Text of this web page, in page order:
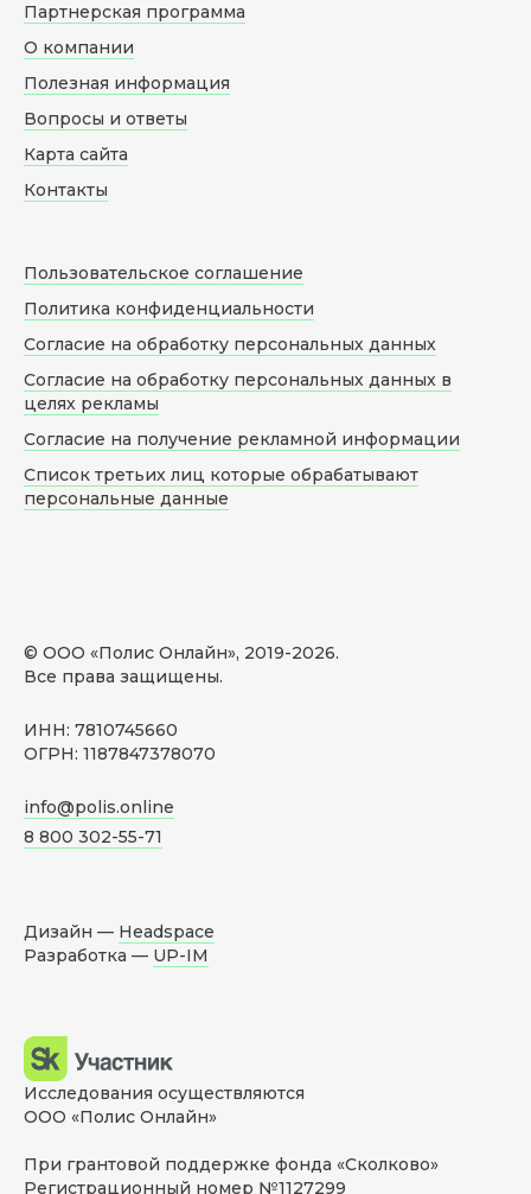
© ООО «Полис Онлайн», 2019-2026.
Все права защищены.
ИНН: 7810745660
ОГРН: 1187847378070
info@polis.online
8 800 302-55-71
Партнерская программа
О компании
Полезная информация
Вопросы и ответы
Карта сайта
Контакты
Пользовательское соглашение
Политика конфиденциальности
Согласие на обработку персональных данных
Согласие на обработку персональных данных в
целях рекламы
Согласие на получение рекламной информации
Список третьих лиц которые обрабатывают
персональные данные
Дизайн — Headspace
Разработка — UP-IM
Исследования осуществляются
ООО «Полис Онлайн»
При грантовой поддержке фонда «Сколково»
Регистрационный номер №1127299